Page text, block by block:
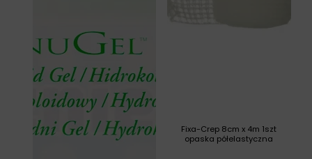
Fixa-Crep 8cm x 4m 1szt
opaska półelastyczna